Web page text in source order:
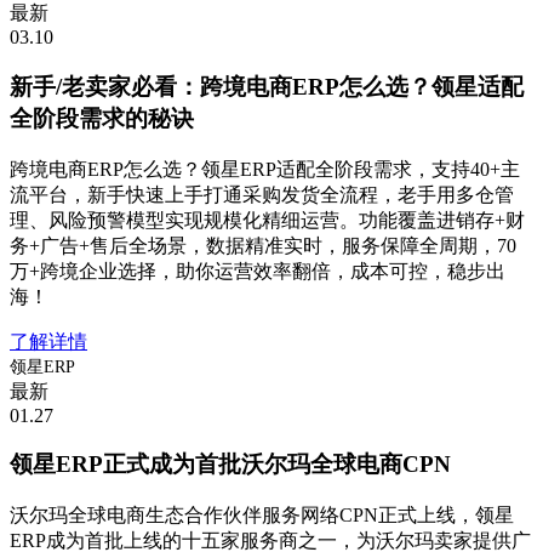
最新
03.10
新手/老卖家必看：跨境电商ERP怎么选？领星适配
全阶段需求的秘诀
跨境电商ERP怎么选？领星ERP适配全阶段需求，支持40+主
流平台，新手快速上手打通采购发货全流程，老手用多仓管
理、风险预警模型实现规模化精细运营。功能覆盖进销存+财
务+广告+售后全场景，数据精准实时，服务保障全周期，70
万+跨境企业选择，助你运营效率翻倍，成本可控，稳步出
海！
了解详情
领星ERP
最新
01.27
领星ERP正式成为首批沃尔玛全球电商CPN
沃尔玛全球电商生态合作伙伴服务网络CPN正式上线，领星
ERP成为首批上线的十五家服务商之一，为沃尔玛卖家提供广